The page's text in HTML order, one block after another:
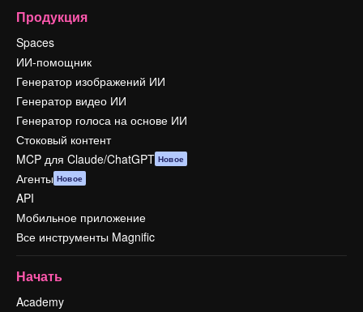
Продукция
Spaces
ИИ-помощник
Генератор изображений ИИ
Генератор видео ИИ
Генератор голоса на основе ИИ
Стоковый контент
MCP для Claude/ChatGPT Новое
Агенты Новое
API
Мобильное приложение
Все инструменты Magnific
Начать
Academy